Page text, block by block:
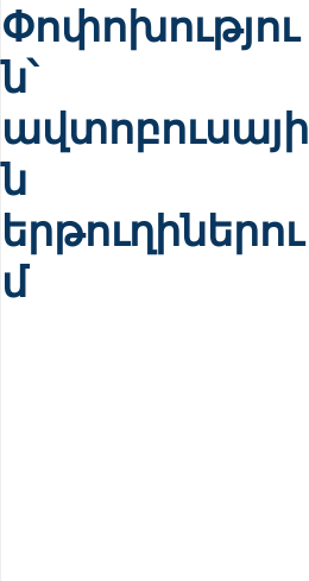
Փոփոխությու
ն՝
ավտոբուսայի
ն
երթուղիներու
մ